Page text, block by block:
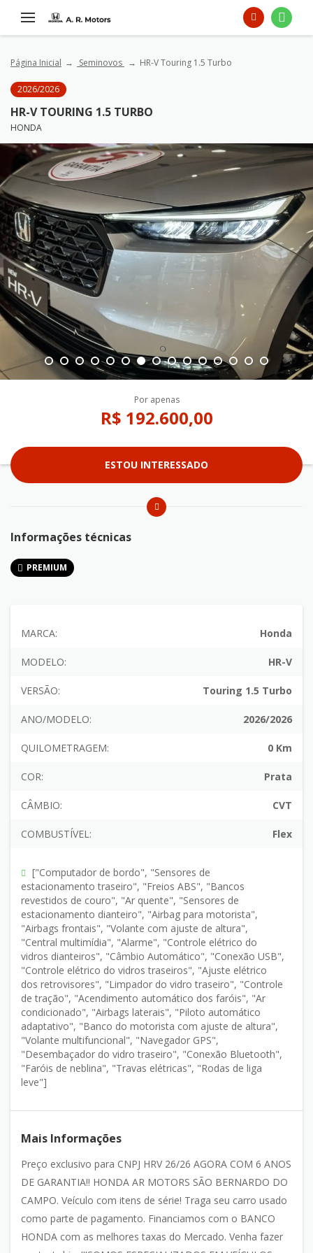
Página Inicial Seminovos HR-V Touring 1.5 Turbo
2026/2026
HR-V TOURING 1.5 TURBO
HONDA
Por apenas
R$ 192.600,00
ESTOU INTERESSADO
Informações técnicas
PREMIUM
MARCA: Honda
MODELO: HR-V
VERSÃO: Touring 1.5 Turbo
ANO/MODELO: 2026/2026
QUILOMETRAGEM: 0 Km
COR: Prata
CÂMBIO: CVT
COMBUSTÍVEL: Flex
["Computador de bordo", "Sensores de
estacionamento traseiro", "Freios ABS", "Bancos
revestidos de couro", "Ar quente", "Sensores de
estacionamento dianteiro", "Airbag para motorista",
"Airbags frontais", "Volante com ajuste de altura",
"Central multimídia", "Alarme", "Controle elétrico do
vidros dianteiros", "Câmbio Automático", "Conexão USB",
"Controle elétrico do vidros traseiros", "Ajuste elétrico
dos retrovisores", "Limpador do vidro traseiro", "Controle
de tração", "Acendimento automático dos faróis", "Ar
condicionado", "Airbags laterais", "Piloto automático
adaptativo", "Banco do motorista com ajuste de altura",
"Volante multifuncional", "Navegador GPS",
"Desembaçador do vidro traseiro", "Conexão Bluetooth",
"Faróis de neblina", "Travas elétricas", "Rodas de liga
leve"]
Mais Informações
Preço exclusivo para CNPJ HRV 26/26 AGORA COM 6 ANOS
DE GARANTIA!! HONDA AR MOTORS SÃO BERNARDO DO
CAMPO. Veículo com itens de série! Traga seu carro usado
como parte de pagamento. Financiamos com o BANCO
HONDA com as melhores taxas do Mercado. Venha fazer